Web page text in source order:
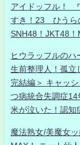
アイドッフル！
すき！23 ひうら
SNH48！JKT48
ヒウラッフルのハ
生前整理人！孤立
完結編＞ キャッ
つ病統合失調症
米が泣いた！認知
魔法熟女/美魔女